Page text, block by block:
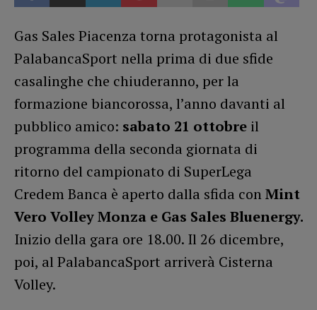
Gas Sales Piacenza torna protagonista al
PalabancaSport nella prima di due sfide
casalinghe che chiuderanno, per la
formazione biancorossa, l’anno davanti al
pubblico amico: sabato 21 ottobre il
programma della seconda giornata di
ritorno del campionato di SuperLega
Credem Banca è aperto dalla sfida conMint
Vero Volley Monza e Gas Sales Bluenergy.
Inizio della gara ore 18.00. Il 26 dicembre,
poi, al PalabancaSport arriverà Cisterna
Volley.